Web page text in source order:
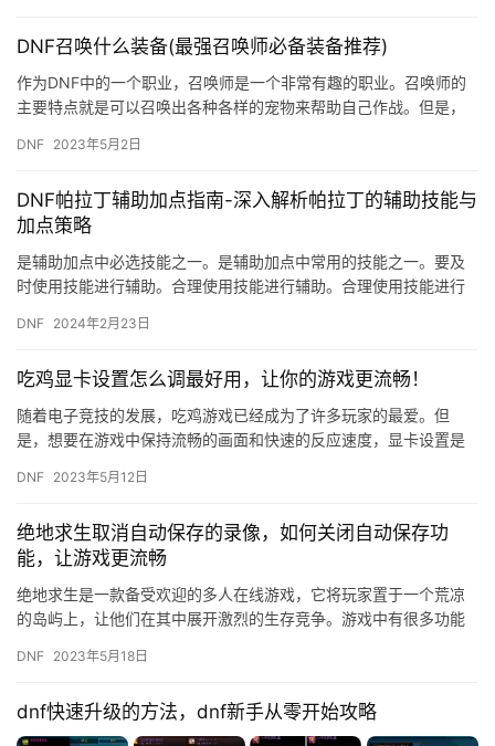
DNF召唤什么装备(最强召唤师必备装备推荐)
作为DNF中的一个职业，召唤师是一个非常有趣的职业。召唤师的
主要特点就是可以召唤出各种各样的宠物来帮助自己作战。但是，
的知…
DNF 2023年5月2日
DNF帕拉丁辅助加点指南-深入解析帕拉丁的辅助技能与
加点策略
是辅助加点中必选技能之一。是辅助加点中常用的技能之一。要及
时使用技能进行辅助。合理使用技能进行辅助。合理使用技能进行
DNF 2024年2月23日
吃鸡显卡设置怎么调最好用，让你的游戏更流畅！
随着电子竞技的发展，吃鸡游戏已经成为了许多玩家的最爱。但
是，想要在游戏中保持流畅的画面和快速的反应速度，显卡设置是
你的游戏…
DNF 2023年5月12日
绝地求生取消自动保存的录像，如何关闭自动保存功
能，让游戏更流畅
绝地求生是一款备受欢迎的多人在线游戏，它将玩家置于一个荒凉
的岛屿上，让他们在其中展开激烈的生存竞争。游戏中有很多功能
过，有…
DNF 2023年5月18日
dnf快速升级的方法，dnf新手从零开始攻略